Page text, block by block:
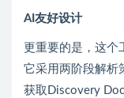
AI友好设计
更重要的是，这个
它采用两阶段解析
获取Discovery